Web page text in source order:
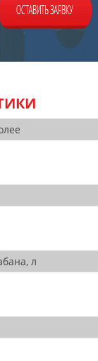
л